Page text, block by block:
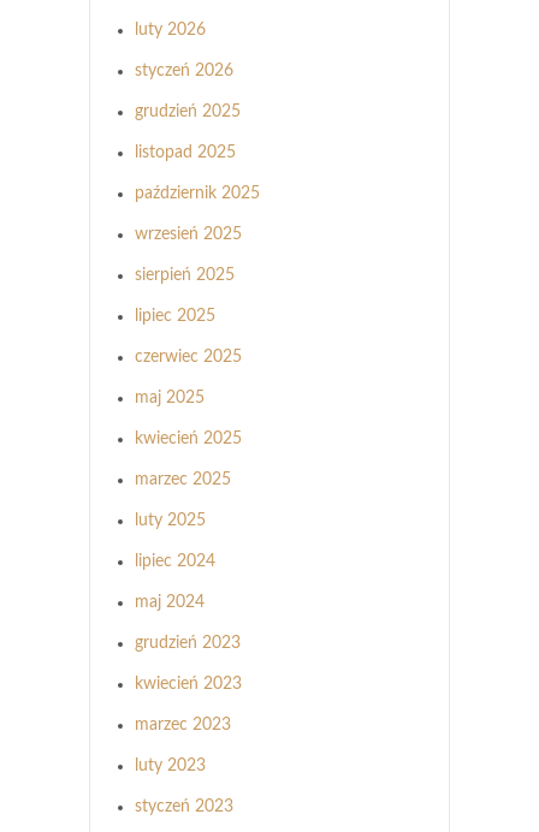
luty 2026
styczeń 2026
grudzień 2025
listopad 2025
październik 2025
wrzesień 2025
sierpień 2025
lipiec 2025
czerwiec 2025
maj 2025
kwiecień 2025
marzec 2025
luty 2025
lipiec 2024
maj 2024
grudzień 2023
kwiecień 2023
marzec 2023
luty 2023
styczeń 2023